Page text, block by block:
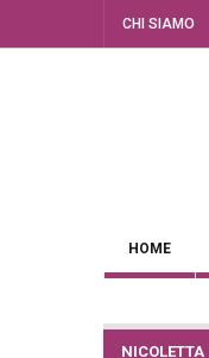
CHI SIAMO
HOME
NICOLETTA